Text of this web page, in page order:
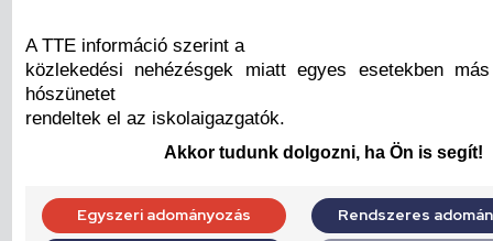
A TTE információ szerint a
közlekedési nehézésgek miatt egyes esetekben
hószünetet
rendeltek el az iskolaigazgatók.
Akkor tudunk dolgozni, ha Ön is segít!